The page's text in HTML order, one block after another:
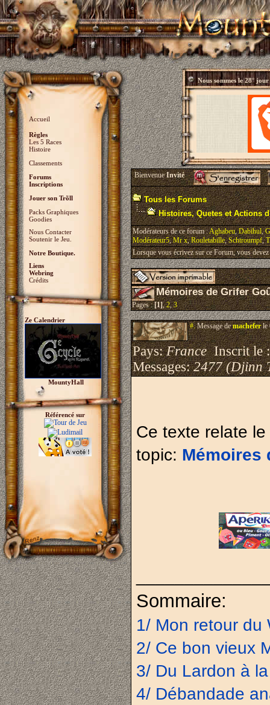
Accueil
Règles
Les 5 Races
Histoire
Classements
Forums
Inscriptions
Jouer son Trõll
Packs Graphiques
Goodies
Nous Contacter
Soutenir le Jeu.
Notre Boutique.
Liens
Webring
Crédits
Ze Calendrier
MountyHall
Référencé sur
Nous sommes le28° jour
BienvenueInvité
Tous les Forums
Histoires, Quetes et Actions
Modérateurs de ce forum :Aghabeu,Dabihul,
Modérateur5,Mr x,Rouletabille,Schtroumpf,
Lorsque vous écrivez sur ce Forum, vous
Mémoires de Grifer
Pages :[1],2,3
#.Message demacheferle
Pays:FranceInscrit le
Messages:2477 (Djinn
Ce texte relate
topic: Mémoires
Sommaire:
1/ Mon retour du
2/ Ce bon vieux
3/ Du Lardon à
4/ Débandade